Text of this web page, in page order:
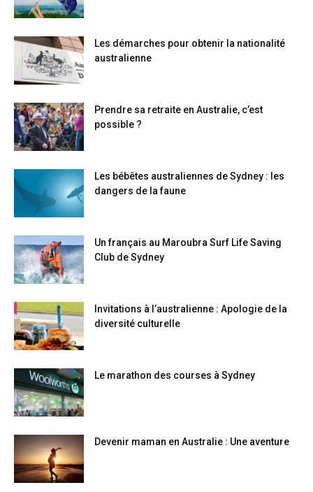
Les démarches pour obtenir la nationalité
australienne
Prendre sa retraite en Australie, c’est
possible ?
Les bébêtes australiennes de Sydney : les
dangers de la faune
Un français au Maroubra Surf Life Saving
Club de Sydney
Invitations à l’australienne : Apologie de la
diversité culturelle
Le marathon des courses à Sydney
Devenir maman en Australie : Une aventure